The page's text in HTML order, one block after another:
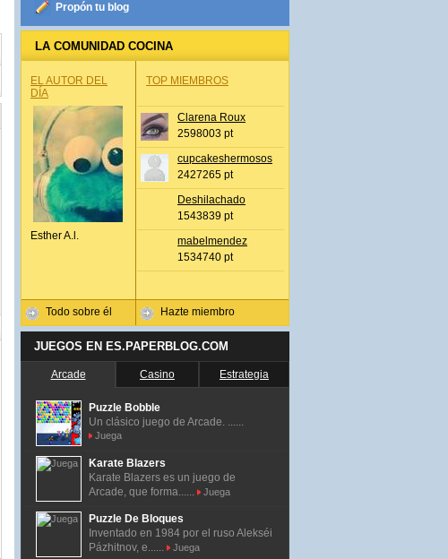
Propón tu blog
LA COMUNIDAD COCINA
EL AUTOR DEL
DÍA
Esther A.l.
Todo sobre él
TOP MIEMBROS
Clarena Roux
2598003 pt
cupcakeshermosos
2427265 pt
Deshilachado
1543839 pt
mabelmendez
1534740 pt
Hazte miembro
JUEGOS EN ES.PAPERBLOG.COM
Arcade Casino Estrategia
Puzzle Bobble
Un clásico juego de Arcade. ......
Juega
Karate Blazers
Karate Blazers es un juego de
Arcade, que forma......
Juega
Puzzle De Bloques
Inventado en 1984 por el ruso Alekséi
Pázhitnov, e......
Juega